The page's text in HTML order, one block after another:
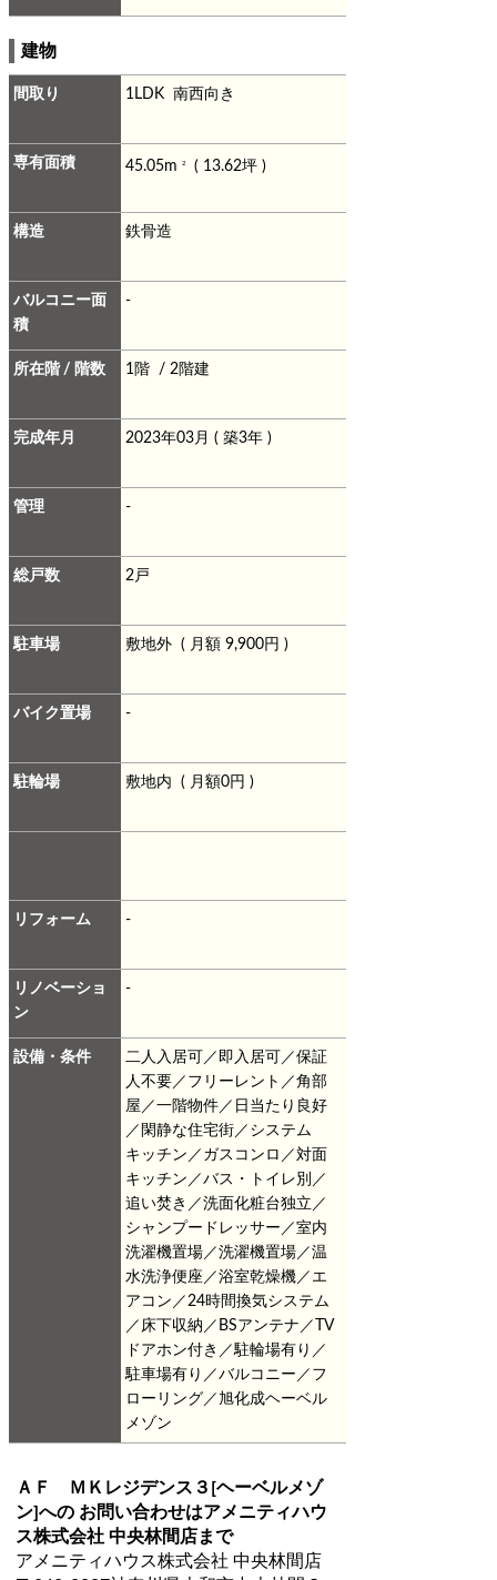
建物
間取り 1LDK 南西向き
専有面積 45.05m2 ( 13.62坪 )
構造 鉄骨造
バルコニー面
積
-
所在階 / 階数 1階 / 2階建
完成年月 2023年03月 ( 築3年 )
管理 -
総戸数 2戸
駐車場 敷地外 ( 月額 9,900円 )
バイク置場 -
駐輪場 敷地内 ( 月額0円 )
リフォーム -
リノベーショ
ン
-
設備・条件
二人入居可／即入居可／保証
人不要／フリーレント／角部
屋／一階物件／日当たり良好
／閑静な住宅街／システム
キッチン／ガスコンロ／対面
キッチン／バス・トイレ別／
追い焚き／洗面化粧台独立／
シャンプードレッサー／室内
洗濯機置場／洗濯機置場／温
水洗浄便座／浴室乾燥機／エ
アコン／24時間換気システム
／床下収納／BSアンテナ／TV
ドアホン付き／駐輪場有り／
駐車場有り／バルコニー／フ
ローリング／旭化成ヘーベル
メゾン
ＡＦ ＭＫレジデンス３[ヘーベルメゾ
ン]
への お問い合わせはアメニティハウ
ス株式会社 中央林間店まで
アメニティハウス株式会社 中央林間店